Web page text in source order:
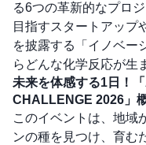
る6つの革新的なプロ
目指すスタートアップ
を披露する「イノベー
らどんな化学反応が生
未来を体感する1日！
CHALLENGE 2026」
このイベントは、地域
ンの種を見つけ、育む